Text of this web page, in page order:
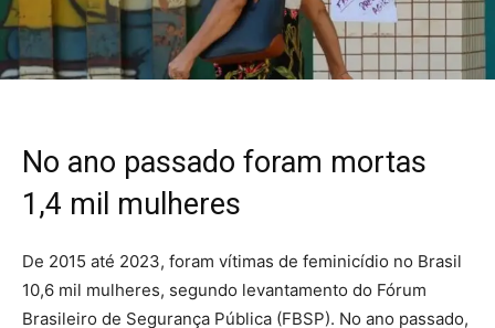
No ano passado foram mortas
1,4 mil mulheres
De 2015 até 2023, foram vítimas de feminicídio no Brasil
10,6 mil mulheres, segundo levantamento do Fórum
Brasileiro de Segurança Pública (FBSP). No ano passado,